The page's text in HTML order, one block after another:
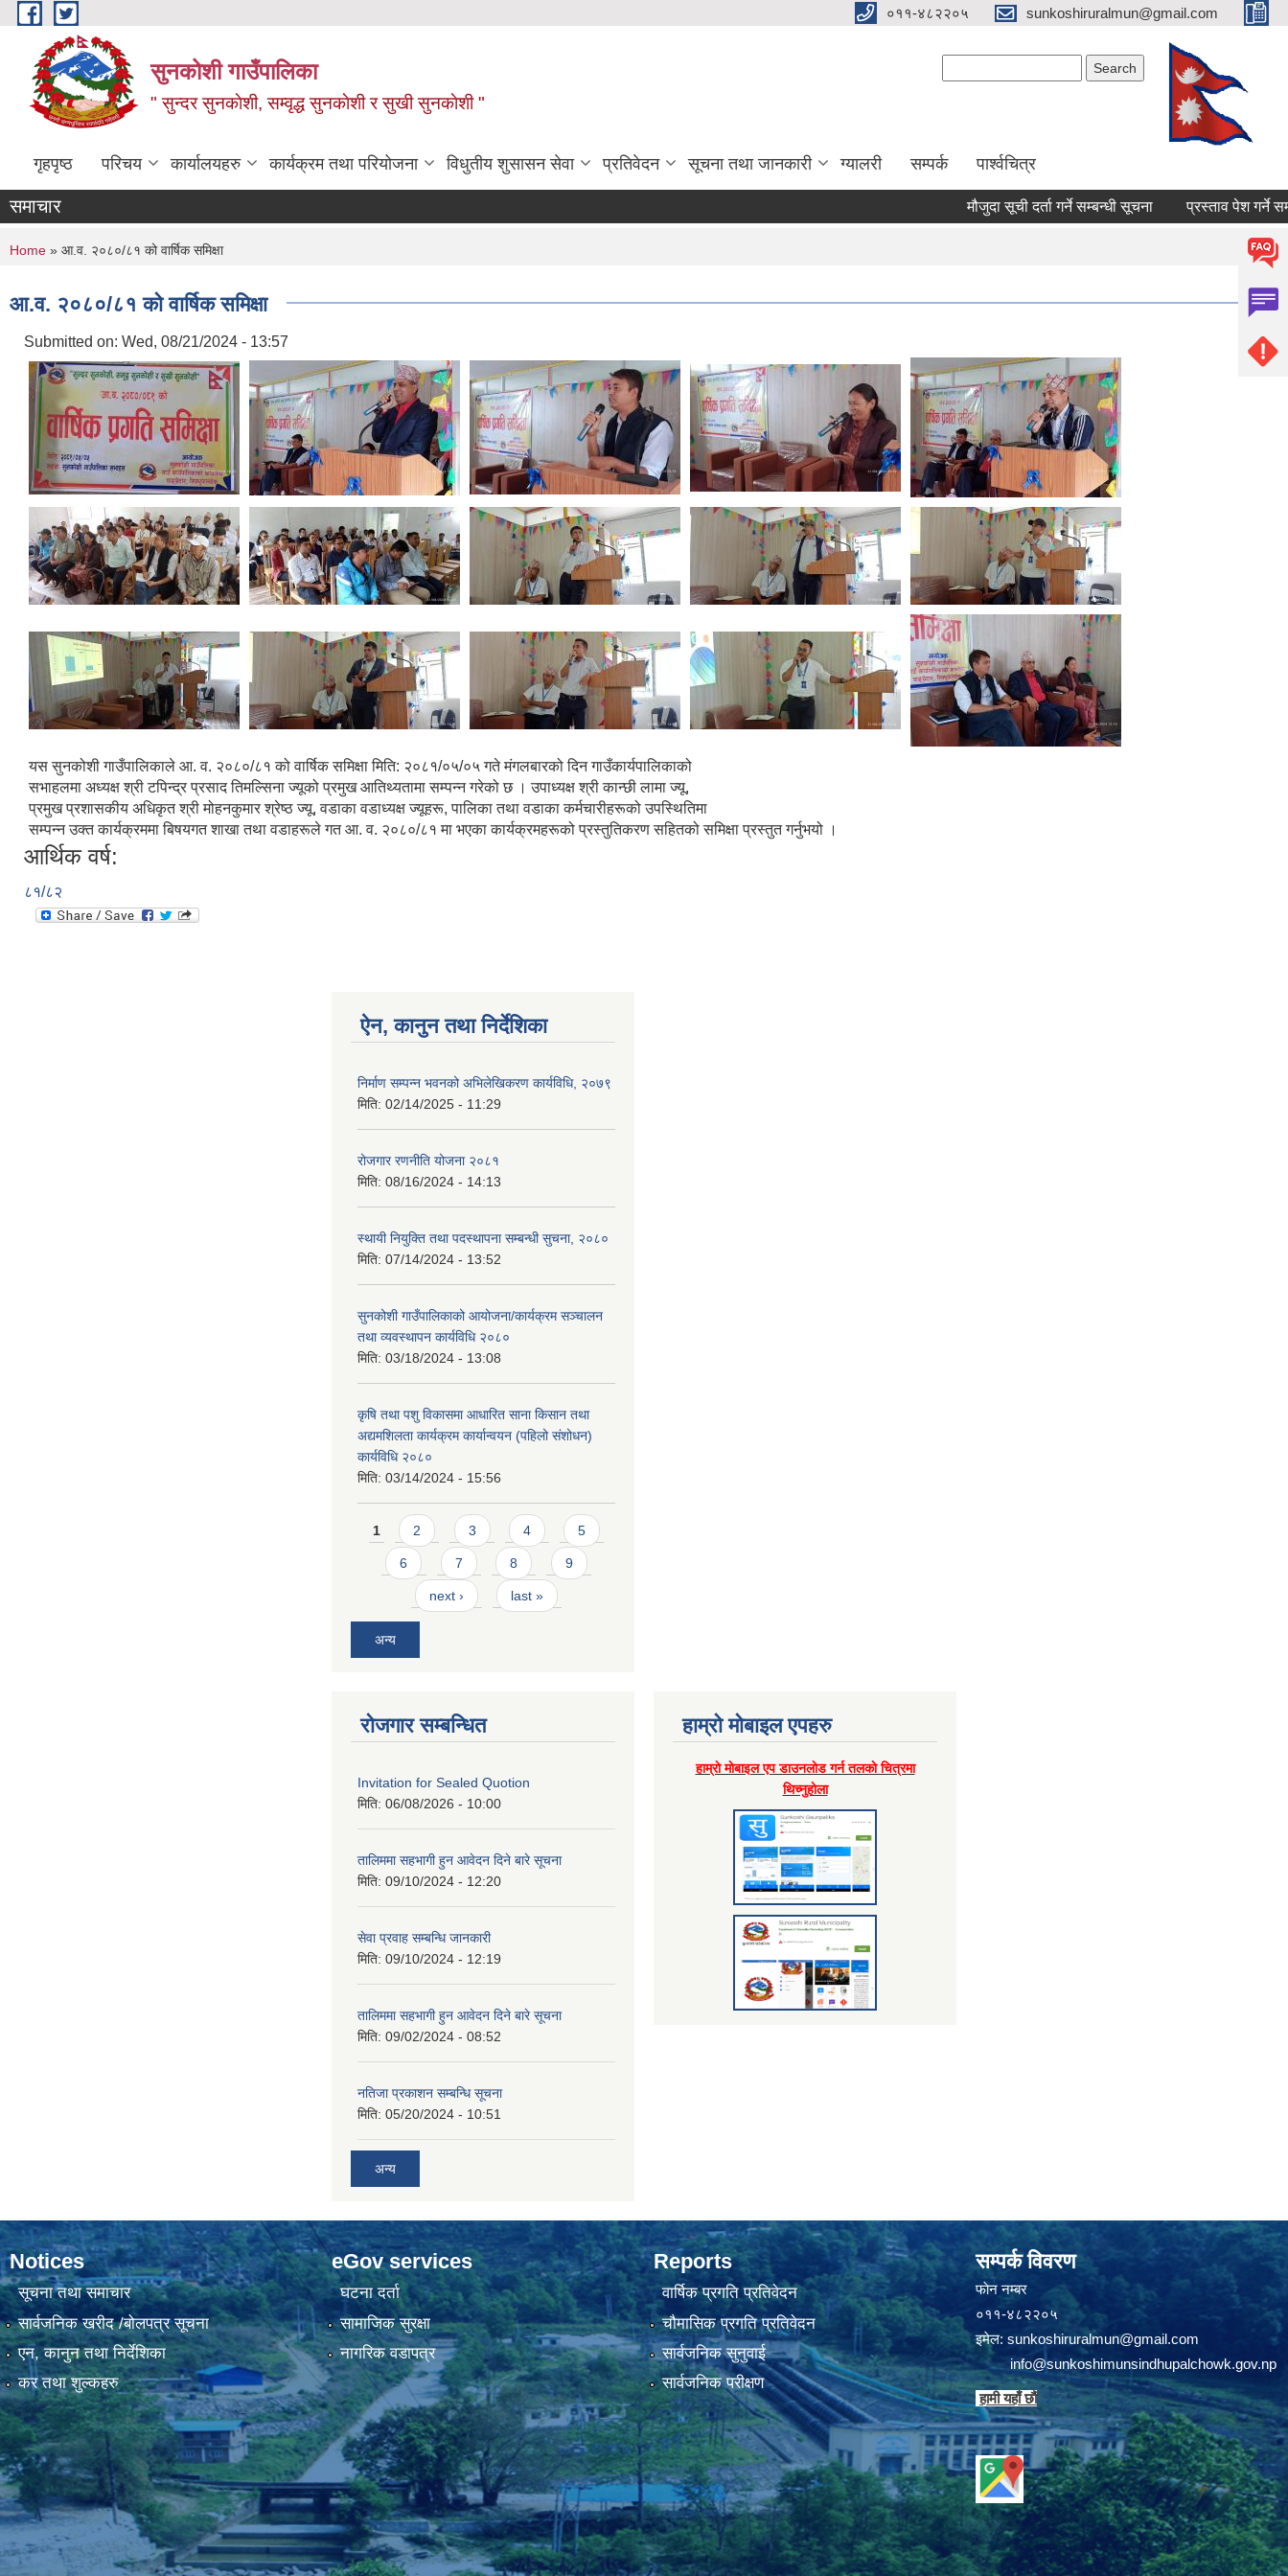
Skip to main content ०११-४८२२०५ sunkoshiruralmun@gmail.com
सुनकोशी गाउँपालिका
" सुन्दर सुनकाेशी, सम्वृद्ध सुनकाेशी र सुखी सुनकाेशी "
गृहपृष्ठ परिचय कार्यालयहरु कार्यक्रम तथा परियोजना विधुतीय शुसासन सेवा प्रतिवेदन सूचना तथा जानकारी ग्यालरी सम्पर्क पार्श्वचित्र
समाचार मौजुदा सूची दर्ता गर्ने सम्बन्धी सूचना प्रस्ताव पेश गर्ने सम्बधी
You are here
Home » आ.व. २०८०/८१ को वार्षिक समिक्षा
आ.व. २०८०/८१ को वार्षिक समिक्षा
Submitted on: Wed, 08/21/2024 - 13:57
यस सुनकोशी गाउँपालिकाले आ. व. २०८०/८१ को वार्षिक समिक्षा मिति: २०८१/०५/०५ गते मंगलबारको दिन गाउँकार्यपालिकाको
सभाहलमा अध्यक्ष श्री टपिन्द्र प्रसाद तिमल्सिना ज्यूको प्रमुख आतिथ्यतामा सम्पन्न गरेको छ । उपाध्यक्ष श्री कान्छी लामा ज्यू,
प्रमुख प्रशासकीय अधिकृत श्री मोहनकुमार श्रेष्ठ ज्यू, वडाका वडाध्यक्ष ज्यूहरू, पालिका तथा वडाका कर्मचारीहरूको उपस्थितिमा
सम्पन्न उक्त कार्यक्रममा बिषयगत शाखा तथा वडाहरूले गत आ. व. २०८०/८१ मा भएका कार्यक्रमहरूको प्रस्तुतिकरण सहितको समिक्षा प्रस्तुत गर्नुभयो ।
आर्थिक वर्ष:
८१/८२
ऐन, कानुन तथा निर्देशिका
निर्माण सम्पन्न भवनको अभिलेखिकरण कार्यविधि, २०७९
मिति: 02/14/2025 - 11:29
रोजगार रणनीति योजना २०८१
मिति: 08/16/2024 - 14:13
स्थायी नियुक्ति तथा पदस्थापना सम्बन्धी सुचना, २०८०
मिति: 07/14/2024 - 13:52
सुनकोशी गाउँपालिकाको आयोजना/कार्यक्रम सञ्चालन
तथा व्यवस्थापन कार्यविधि २०८०
मिति: 03/18/2024 - 13:08
कृषि तथा पशु विकासमा आधारित साना किसान तथा
अद्यमशिलता कार्यक्रम कार्यान्वयन (पहिलो संशोधन)
कार्यविधि २०८०
मिति: 03/14/2024 - 15:56
Pages
1 2 3 4 5
6 7 8 9
next › last »
अन्य
रोजगार सम्बन्धित
Invitation for Sealed Quotion
मिति: 06/08/2026 - 10:00
तालिममा सहभागी हुन आवेदन दिने बारे सूचना
मिति: 09/10/2024 - 12:20
सेवा प्रवाह सम्बन्धि जानकारी
मिति: 09/10/2024 - 12:19
तालिममा सहभागी हुन आवेदन दिने बारे सूचना
मिति: 09/02/2024 - 08:52
नतिजा प्रकाशन सम्बन्धि सूचना
मिति: 05/20/2024 - 10:51
अन्य
हाम्राे माेबाइल एपहरु
हाम्राे माेबाइल एप डाउनलाेड गर्न तलकाे चित्रमा
थिच्नुहाेला
Notices
सूचना तथा समाचार
सार्वजनिक खरीद /बोलपत्र सूचना
एन, कानुन तथा निर्देशिका
कर तथा शुल्कहरु
eGov services
घटना दर्ता
सामाजिक सुरक्षा
नागरिक वडापत्र
Reports
वार्षिक प्रगति प्रतिवेदन
चौमासिक प्रगति प्रतिवेदन
सार्वजनिक सुनुवाई
सार्वजनिक परीक्षण
सम्पर्क विवरण
फाेन न‌‍‍‍‌‌म्बर
०११-४८२२०५
इमेल: sunkoshiruralmun@gmail.com
info@sunkoshimunsindhupalchowk.gov.np
हामी यहाँ छाै‌ं